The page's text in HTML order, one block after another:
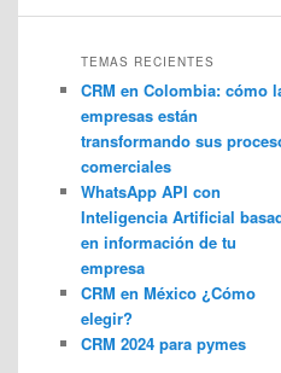
TEMAS RECIENTES
CRM en Colombia: cómo
empresas están
transformando sus
comerciales
WhatsApp API con
Inteligencia Artificial
en información de tu
empresa
CRM en México ¿Cómo
elegir?
CRM 2024 para pymes